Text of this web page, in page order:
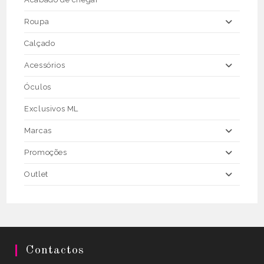
Roupa
Calçado
Acessórios
Óculos
Exclusivos ML
Marcas
Promoções
Outlet
Contactos